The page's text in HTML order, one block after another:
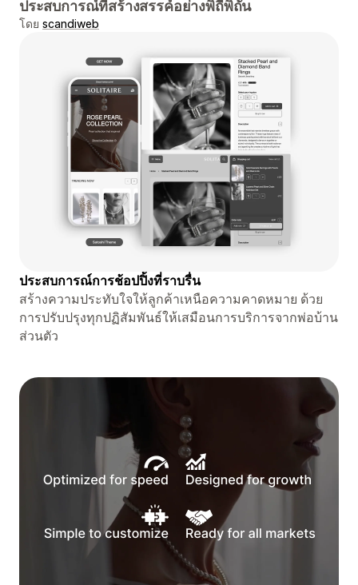
ประสบการณ์ที่สร้างสรรค์อย่างพิถีพิถัน
โดย scandiweb
ประสบการณ์การช้อปปิ้งที่ราบรื่น
สร้างความประทับใจให้ลูกค้าเหนือความคาดหมาย ด้วย
การปรับปรุงทุกปฏิสัมพันธ์ให้เสมือนการบริการจากพ่อบ้าน
ส่วนตัว